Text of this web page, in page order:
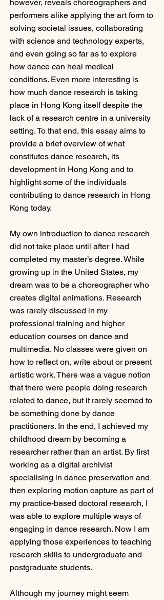
however, reveals choreographers and
performers alike applying the art form to
solving societal issues, collaborating
with science and technology experts,
and even going so far as to explore
how dance can heal medical
conditions. Even more interesting is
how much dance research is taking
place in Hong Kong itself despite the
lack of a research centre in a university
setting. To that end, this essay aims to
provide a brief overview of what
constitutes dance research, its
development in Hong Kong and to
highlight some of the individuals
contributing to dance research in Hong
Kong today.
My own introduction to dance research
did not take place until after I had
completed my master’s degree. While
growing up in the United States, my
dream was to be a choreographer who
creates digital animations. Research
was rarely discussed in my
professional training and higher
education courses on dance and
multimedia. No classes were given on
how to reflect on, write about or present
artistic work. There was a vague notion
that there were people doing research
related to dance, but it rarely seemed to
be something done by dance
practitioners. In the end, I achieved my
childhood dream by becoming a
researcher rather than an artist. By first
working as a digital archivist
specialising in dance preservation and
then exploring motion capture as part of
my practice-based doctoral research, I
was able to explore multiple ways of
engaging in dance research. Now I am
applying those experiences to teaching
research skills to undergraduate and
postgraduate students.
Although my journey might seem